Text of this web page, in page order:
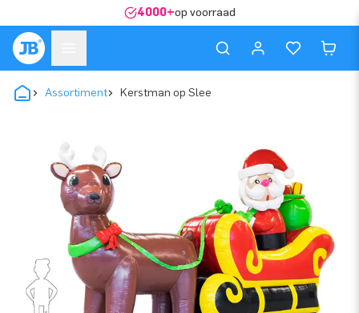
4000+op voorraad
Assortiment Kerstman op Slee